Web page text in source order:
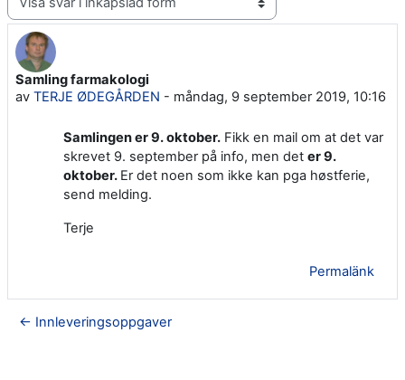
Samling farmakologi
av TERJE ØDEGÅRDEN - måndag, 9 september 2019, 10:16
Antal svar: 0
Samlingen er 9. oktober. Fikk en mail om at det var
skrevet 9. september på info, men det er 9.
oktober. Er det noen som ikke kan pga høstferie,
send melding.
Terje
Permalänk
← Innleveringsoppgaver